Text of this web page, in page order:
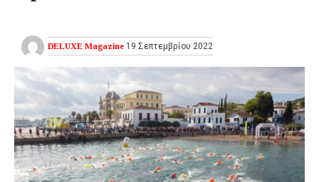
DELUXE Magazine 19 Σεπτεμβρίου 2022